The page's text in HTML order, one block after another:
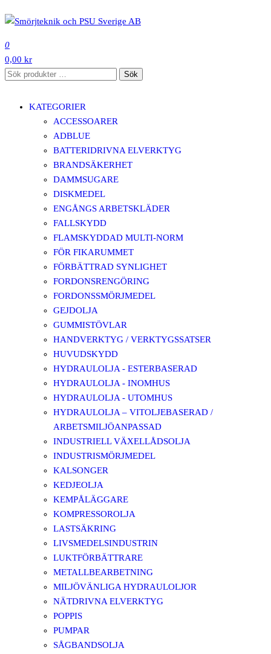
till
innehåll
0
0,00 kr
Sök
Sök
KATEGORIER
ACCESSOARER
ADBLUE
BATTERIDRIVNA ELVERKTYG
BRANDSÄKERHET
DAMMSUGARE
DISKMEDEL
ENGÅNGS ARBETSKLÄDER
FALLSKYDD
FLAMSKYDDAD MULTI-NORM
FÖR FIKARUMMET
FÖRBÄTTRAD SYNLIGHET
FORDONSRENGÖRING
FORDONSSMÖRJMEDEL
GEJDOLJA
GUMMISTÖVLAR
HANDVERKTYG / VERKTYGSSATSER
HUVUDSKYDD
HYDRAULOLJA - ESTERBASERAD
HYDRAULOLJA - INOMHUS
HYDRAULOLJA - UTOMHUS
HYDRAULOLJA – VITOLJEBASERAD /
ARBETSMILJÖANPASSAD
INDUSTRIELL VÄXELLÅDSOLJA
INDUSTRISMÖRJMEDEL
KALSONGER
KEDJEOLJA
KEMPÅLÄGGARE
KOMPRESSOROLJA
LASTSÄKRING
LIVSMEDELSINDUSTRIN
LUKTFÖRBÄTTRARE
METALLBEARBETNING
MILJÖVÄNLIGA HYDRAULOLJOR
NÄTDRIVNA ELVERKTYG
POPPIS
PUMPAR
SÅGBANDSOLJA